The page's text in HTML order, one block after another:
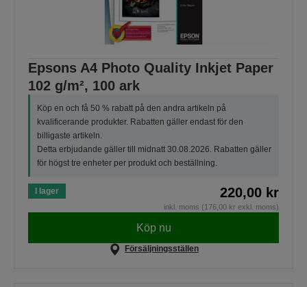
Epsons A4 Photo Quality Inkjet Paper
102 g/m², 100 ark
Köp en och få 50 % rabatt på den andra artikeln på
kvalificerande produkter. Rabatten gäller endast för den
billigaste artikeln.
Detta erbjudande gäller till midnatt 30.08.2026. Rabatten gäller
för högst tre enheter per produkt och beställning.
I lager 220,00 kr
inkl. moms (176,00 kr exkl. moms)
Köp nu
Försäljningsställen